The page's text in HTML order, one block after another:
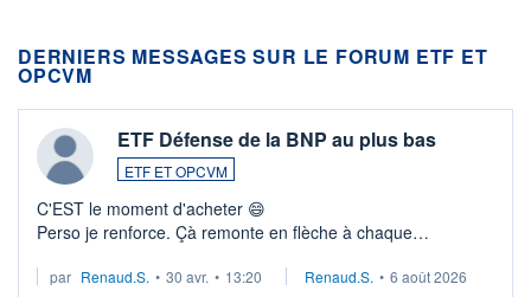
DERNIERS MESSAGES SUR LE FORUM ETF ET
OPCVM
ETF Défense de la BNP au plus bas
ETF ET OPCVM
C'EST le moment d'acheter 😄​
Perso je renforce. Çà remonte en flèche à chaque
Investissement long terme tip top pour sa retraite.
par Renaud.S. • 30 avr. • 13:20 Renaud.S. • 6 août 2026